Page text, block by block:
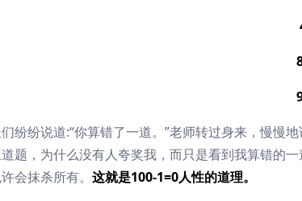
纷纷说道:“你算错了一道。”老师转过身来，慢慢
题，为什么没有人夸奖我，而只是看到我算错的
会抹杀所有。 这就是100-1=0人性的道理。